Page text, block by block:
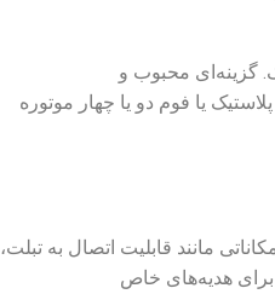
گزینه‌ای محبوب و
یا فوم دو یا چهار موتوره
مانند قابلیت اتصال به تبلت،
هدیه‌های خاص